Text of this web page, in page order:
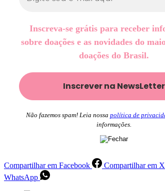
Inscreva-se grátis para receber
sobre doações e as novidades do
doações do Brasil.
Não fazemos spam! Leia nossa política de
informações.
Compartilhar em Facebook Compartilhar em
WhatsApp